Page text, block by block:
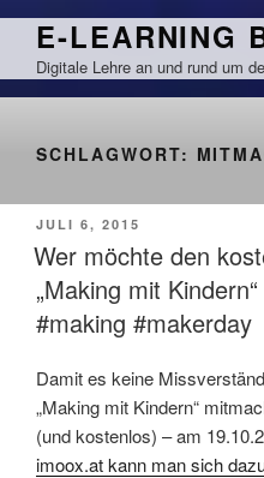
Zum
springen
E-LEARNING
Digitale Lehre an und rund um
SCHLAGWORT:
VERÖFFENTLICHT
AM
JULI 6, 2015
Wer möchte den
„Making mit
#making #makerday
Damit es keine
„Making mit Kindern“
(und kostenlos) – am
imoox.at kann man sich